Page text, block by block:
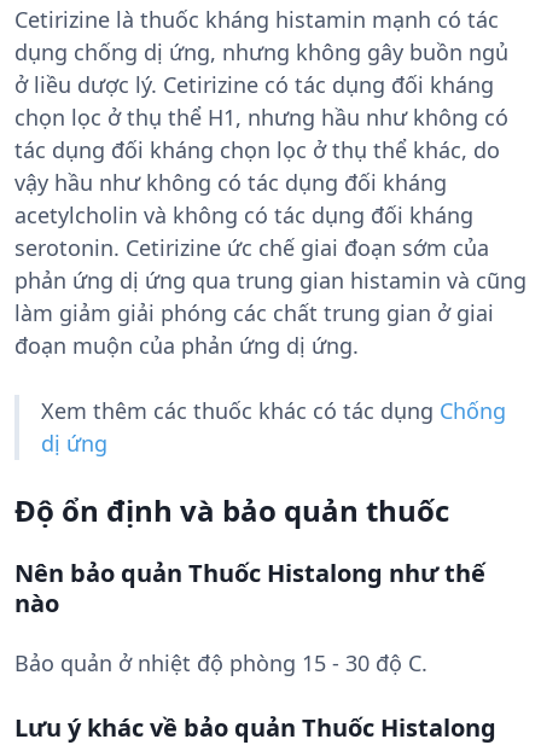
Cetirizine là thuốc kháng histamin mạnh có tác
dụng chống dị ứng, nhưng không gây buồn ngủ
ở liều dược lý. Cetirizine có tác dụng đối kháng
chọn lọc ở thụ thể H1, nhưng hầu như không có
tác dụng đối kháng chọn lọc ở thụ thể khác, do
vậy hầu như không có tác dụng đối kháng
acetylcholin và không có tác dụng đối kháng
serotonin. Cetirizine ức chế giai đoạn sớm của
phản ứng dị ứng qua trung gian histamin và cũng
làm giảm giải phóng các chất trung gian ở giai
đoạn muộn của phản ứng dị ứng.
Xem thêm các thuốc khác có tác dụng Chống
dị ứng
Độ ổn định và bảo quản thuốc
Nên bảo quản Thuốc Histalong như thế
nào
Bảo quản ở nhiệt độ phòng 15 - 30 độ C.
Lưu ý khác về bảo quản Thuốc Histalong